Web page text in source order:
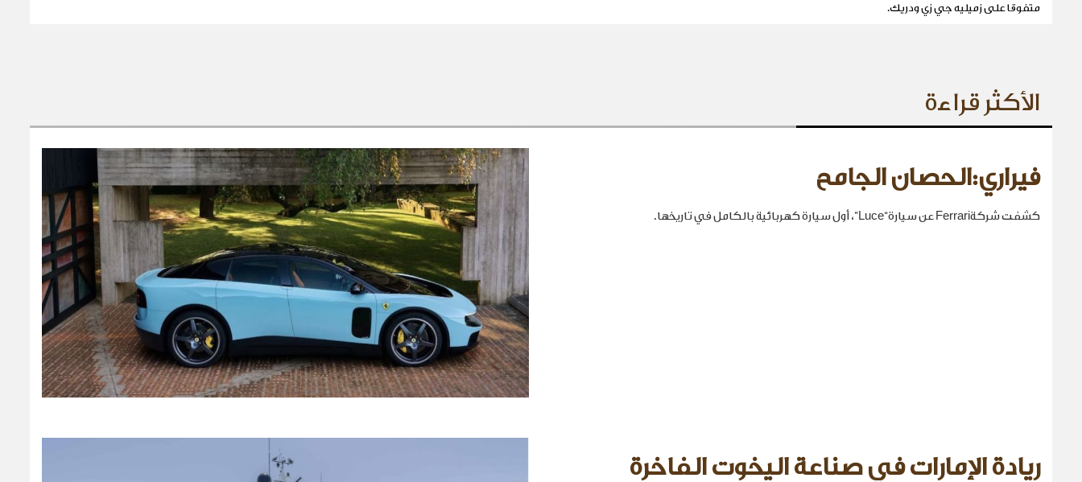
متفوقا على زميليه جي زي ودريك.
الأكثر قراءة
فيراري:الحصان الجامح
كشفت شركةFerrari عن سيارة“Luce”، أول سيارة كهربائية بالكامل في تاريخها.
ريادة الإمارات في صناعة اليخوت الفاخرة